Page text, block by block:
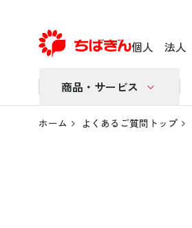
個人 法人
商品・サービス
ホーム よくあるご質問トップ